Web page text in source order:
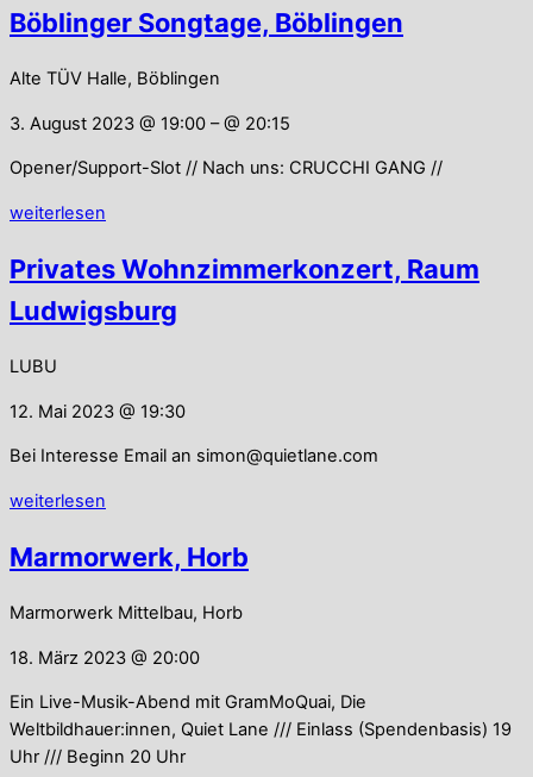
Böblinger Songtage, Böblingen
Alte TÜV Halle, Böblingen
3. August 2023 @ 19:00 – @ 20:15
Opener/Support-Slot // Nach uns: CRUCCHI GANG //
weiterlesen
Privates Wohnzimmerkonzert, Raum
Ludwigsburg
LUBU
12. Mai 2023 @ 19:30
Bei Interesse Email an simon@quietlane.com
weiterlesen
Marmorwerk, Horb
Marmorwerk Mittelbau, Horb
18. März 2023 @ 20:00
Ein Live-Musik-Abend mit GramMoQuai, Die
Weltbildhauer:innen, Quiet Lane /// Einlass (Spendenbasis) 19
Uhr /// Beginn 20 Uhr